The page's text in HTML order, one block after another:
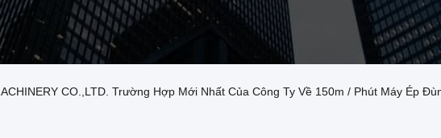
CO.,LTD. Trường Hợp Mới Nhất Của Công Ty Về 150m / Phút Máy Ép